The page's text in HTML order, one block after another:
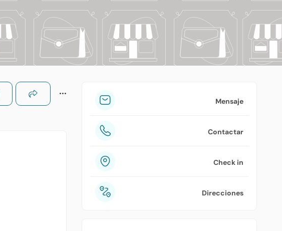
Mensaje
Contactar
Check in
Direcciones
tuPlaza
Acerca de nosotros